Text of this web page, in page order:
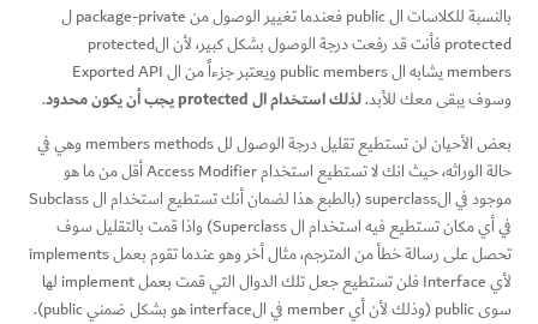
بالنسبة للكلاسات ال public فعندما تغيير الوصول من package-private ل
protected فأنت قد رفعت درجة الوصول بشكل كبير، لأن الprotected
members يشابه ال public members ويعتبر جزءاً من ال Exported API
وسوف يبقى معك للأبد.لذلك استخدام ال protected يجب أن يكون محدود
.
بعض الأحيان لن تستطيع تقليل درجة الوصول لل members methods وهي في
حالة الوراثه، حيث انك لا تستطيع استخدام Access Modifier أقل من ما هو
موجود في الsuperclass (بالطبع هذا لضمان أنك تستطيع استخدام ال Subclass
في أي مكان تستطيع فيه استخدام ال Superclass) واذا قمت بالتقليل سوف
تحصل على رسالة خطأ من المترجم، مثال أخر وهو عندما تقوم بعمل implements
لأي Interface فلن تستطيع جعل تلك الدوال التي قمت بعمل implement لها
سوى public (وذلك لأن أي member في الinterface هو بشكل ضمني public).